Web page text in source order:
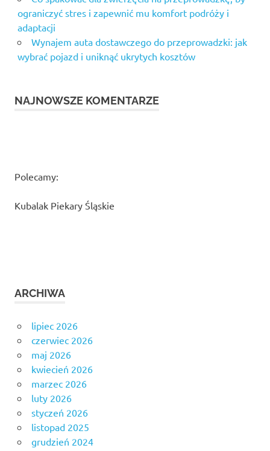
ograniczyć stres i zapewnić mu komfort podróży i
adaptacji
Wynajem auta dostawczego do przeprowadzki: jak
wybrać pojazd i uniknąć ukrytych kosztów
NAJNOWSZE KOMENTARZE
Polecamy:
Kubalak Piekary Śląskie
ARCHIWA
lipiec 2026
czerwiec 2026
maj 2026
kwiecień 2026
marzec 2026
luty 2026
styczeń 2026
listopad 2025
grudzień 2024